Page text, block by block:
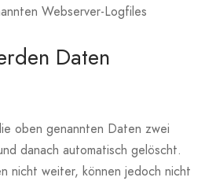
Webserver-Logfiles
Daten
oben genannten Daten zwei
danach automatisch gelöscht.
nicht weiter, können jedoch nicht